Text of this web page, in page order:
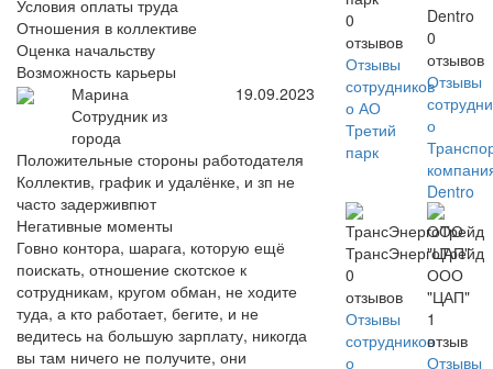
Условия оплаты труда
Отношения в коллективе
Оценка начальству
Возможность карьеры
Марина
Сотрудник из
города
19.09.2023
Положительные стороны работодателя
Коллектив, график и удалёнке, и зп не
часто задерживпют
Негативные моменты
Говно контора, шарага, которую ещё
поискать, отношение скотское к
сотрудникам, кругом обман, не ходите
туда, а кто работает, бегите, и не
ведитесь на большую зарплату, никогда
вы там ничего не получите, они
0
отзывов
Отзывы
сотрудников
о АО
Третий
парк
Dentro
0
отзывов
Отзывы
о
Dentro
ТрансЭнергоТрейд
0
отзывов
Отзывы
сотрудников
о
ООО
"ЦАП"
1
отзыв
Отзывы